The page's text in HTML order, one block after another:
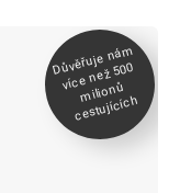
Důvěřuje ná
m
více než 500
milionů
cestujících